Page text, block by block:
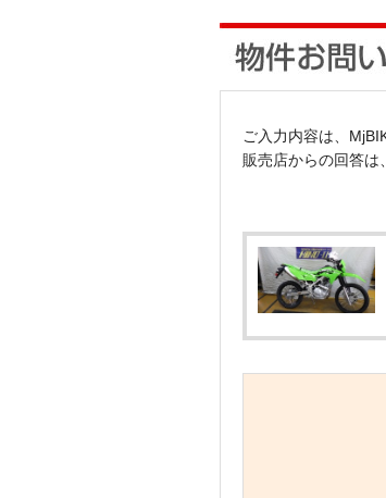
ご入力内容は、
販売店からの回答は